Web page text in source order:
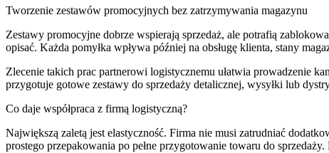
Tworzenie zestawów promocyjnych bez zatrzymywania magazynu
Zestawy promocyjne dobrze wspierają sprzedaż, ale potrafią
opisać. Każda pomyłka wpływa później na obsługę klienta, stany
Zlecenie takich prac partnerowi logistycznemu ułatwia prowadzenie
przygotuje gotowe zestawy do sprzedaży detalicznej, wysyłki lub
Co daje współpraca z firmą logistyczną?
Największą zaletą jest elastyczność. Firma nie musi zatrudniać
prostego przepakowania po pełne przygotowanie towaru do